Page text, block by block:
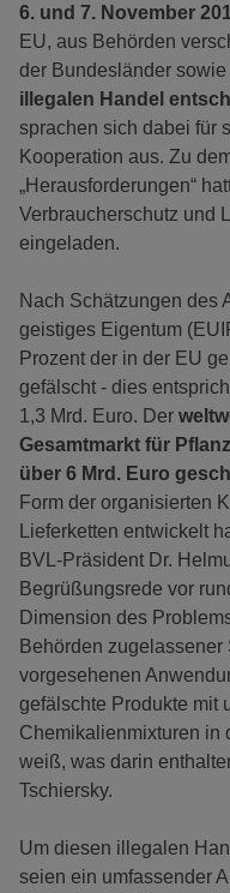
6. und 7. November
EU, aus Behörden
der Bundesländer
illegalen Handel
sprachen sich dabei für
Kooperation aus. Zu
„Herausforderungen“
Verbraucherschutz und
eingeladen.
Nach Schätzungen des
geistiges Eigentum
Prozent der in der EU
gefälscht - dies
1,3 Mrd. Euro. Der
Gesamtmarkt für
über 6 Mrd. Euro
Form der organisierten
Lieferketten entwickelt
BVL-Präsident Dr.
Begrüßungsrede vor
Dimension des
Behörden
vorgesehenen
gefälschte Produkte mit
Chemikalienmixturen in
weiß, was darin
Tschiersky.
Um diesen illegalen
seien ein umfassender